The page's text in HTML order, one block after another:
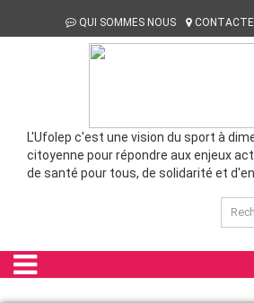
QUI SOMMES NOUS
L'Ufolep c'est une vision du sport à
citoyenne pour répondre aux enjeux
de santé pour tous, de solidarité et